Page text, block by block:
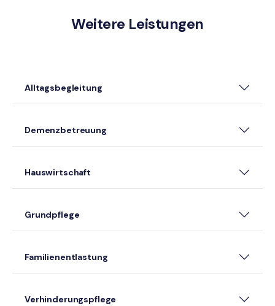
Weitere Leistungen
Alltagsbegleitung
Demenzbetreuung
Hauswirtschaft
Grundpflege
Familienentlastung
Verhinderungspflege